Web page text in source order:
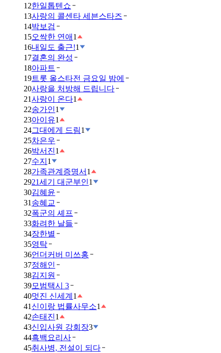
12한일톱텐쇼
13사랑의 콜센타 세븐스타즈
14박보검
15오싹한 연애 1
16내일도 출근!1
17결혼의 완성
18아파트
19트롯 올스타전 금요일 밤에
20사랑을 처방해 드립니다
21사랑이 온다1
22송가인1
23아이유1
24그대에게 드림1
25차은우
26박서진1
27수지 1
28가족관계증명서 1
2921세기 대군부인1
30김혜윤
31 송혜교
32폭군의 셰프
33화려한 날들
34장한별
35영탁
36언더커버 미쓰홍
37정해인
38김지원
39모범택시 3
40멋진 신세계 1
41 신이랑 법률사무소1
42손태진1
43신입사원 강회장3
44흑백요리사
45취사병, 전설이 되다